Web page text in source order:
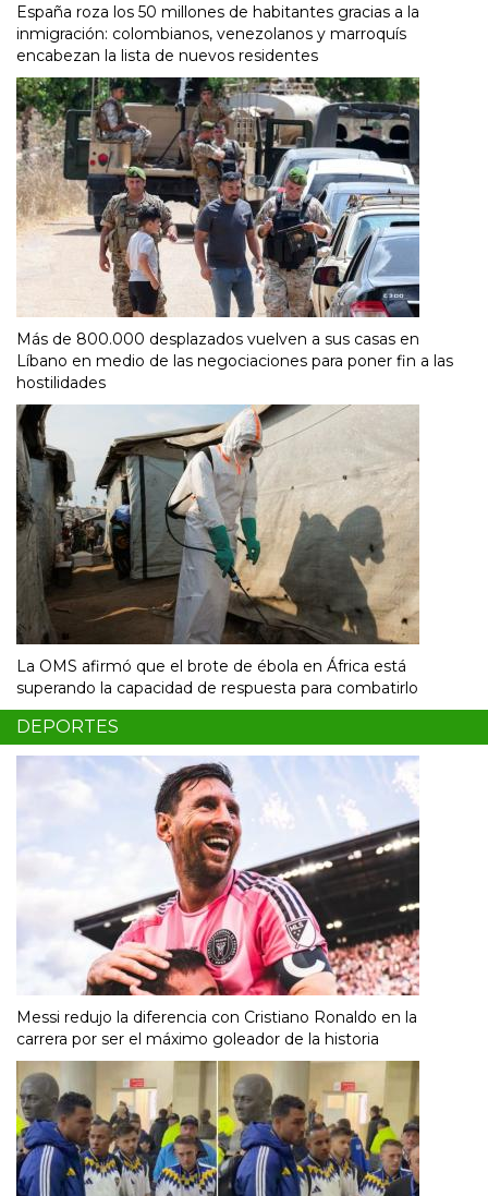
España roza los 50 millones de habitantes gracias a la
inmigración: colombianos, venezolanos y marroquís
encabezan la lista de nuevos residentes
Más de 800.000 desplazados vuelven a sus casas en
Líbano en medio de las negociaciones para poner fin a las
hostilidades
La OMS afirmó que el brote de ébola en África está
superando la capacidad de respuesta para combatirlo
DEPORTES
Messi redujo la diferencia con Cristiano Ronaldo en la
carrera por ser el máximo goleador de la historia